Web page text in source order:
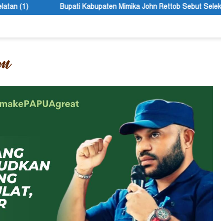
Mimika John Rettob Sebut Seleksi Direksi PT MAS Wajib